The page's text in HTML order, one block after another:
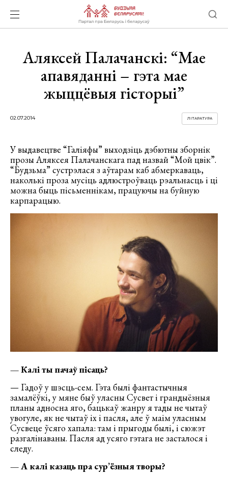
Аляксей Палачанскі: “Мае
апавяданні – гэта мае
жыццёвыя гісторыі”
02.07.2014 ЛІТАРАТУРА
У выдавецтве “Галіяфы” выходзіць дэбютны зборнік
прозы Аляксея Палачанскага пад назвай “Мой цвік”.
“Будзьма” сустрэлася з аўтарам каб абмеркаваць,
наколькі проза мусіць адлюстроўваць рэальнасць і ці
можна быць пісьменнікам, працуючы на буйную
карпарацыю.
— Калі ты пачаў пісаць?
— Гадоў у шэсць-сем. Гэта былі фантастычныя
замалёўкі, у мяне быў уласны Сусвет і грандыёзныя
планы адносна яго, бацькаў жанру я тады не чытаў
увогуле, як не чытаў іх і пасля, але ў маім уласным
Сусвеце ўсяго хапала: там і прыгоды былі, і сюжэт
разгалінаваны. Пасля ад усяго гэтага не засталося і
следу.
— А калі казаць пра сур’ёзныя творы?